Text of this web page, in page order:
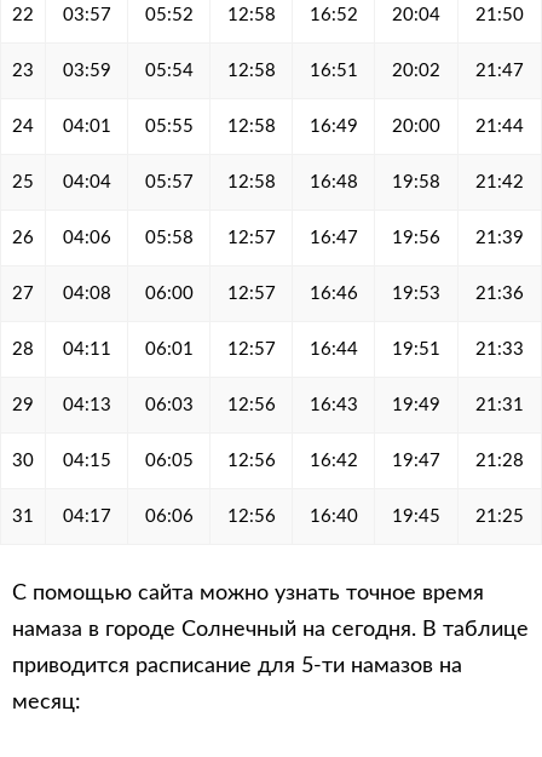
22 03:57 05:52 12:58 16:52 20:04 21:50
23 03:59 05:54 12:58 16:51 20:02 21:47
24 04:01 05:55 12:58 16:49 20:00 21:44
25 04:04 05:57 12:58 16:48 19:58 21:42
26 04:06 05:58 12:57 16:47 19:56 21:39
27 04:08 06:00 12:57 16:46 19:53 21:36
28 04:11 06:01 12:57 16:44 19:51 21:33
29 04:13 06:03 12:56 16:43 19:49 21:31
30 04:15 06:05 12:56 16:42 19:47 21:28
31 04:17 06:06 12:56 16:40 19:45 21:25
С помощью сайта можно узнать точное время
намаза в городе Солнечный на сегодня. В таблице
приводится расписание для 5-ти намазов на
месяц: